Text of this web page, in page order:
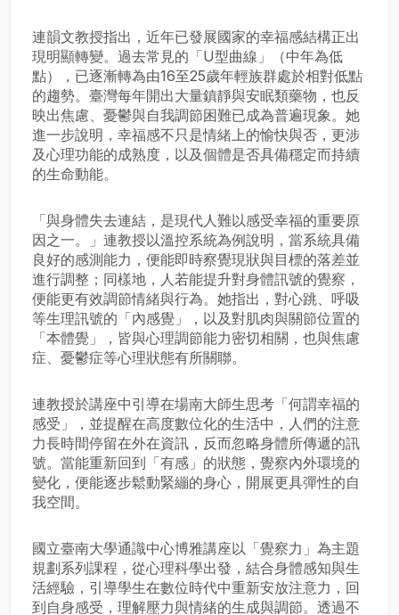
連韻文教授指出，近年已發展國家的幸福感結構正出
現明顯轉變。過去常見的「U型曲線」（中年為低
點），已逐漸轉為由16至25歲年輕族群處於相對低點
的趨勢。臺灣每年開出大量鎮靜與安眠類藥物，也反
映出焦慮、憂鬱與自我調節困難已成為普遍現象。她
進一步說明，幸福感不只是情緒上的愉快與否，更涉
及心理功能的成熟度，以及個體是否具備穩定而持續
的生命動能。
「與身體失去連結，是現代人難以感受幸福的重要原
因之一。」連教授以溫控系統為例說明，當系統具備
良好的感測能力，便能即時察覺現狀與目標的落差並
進行調整；同樣地，人若能提升對身體訊號的覺察，
便能更有效調節情緒與行為。她指出，對心跳、呼吸
等生理訊號的「內感覺」，以及對肌肉與關節位置的
「本體覺」，皆與心理調節能力密切相關，也與焦慮
症、憂鬱症等心理狀態有所關聯。
連教授於講座中引導在場南大師生思考「何謂幸福的
感受」，並提醒在高度數位化的生活中，人們的注意
力長時間停留在外在資訊，反而忽略身體所傳遞的訊
號。當能重新回到「有感」的狀態，覺察內外環境的
變化，便能逐步鬆動緊繃的身心，開展更具彈性的自
我空間。
國立臺南大學通識中心博雅講座以「覺察力」為主題
規劃系列課程，從心理科學出發，結合身體感知與生
活經驗，引導學生在數位時代中重新安放注意力，回
到自身感受，理解壓力與情緒的生成與調節。透過不